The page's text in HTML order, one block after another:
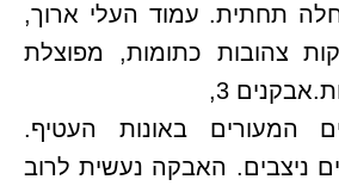
תחתית. עמוד העלי ארוך,
ב-3 צלקות צהובות כתומות, מפוצלת
3,
המעורים באונות העטיף.
ניצבים. האבקה נעשית לרוב